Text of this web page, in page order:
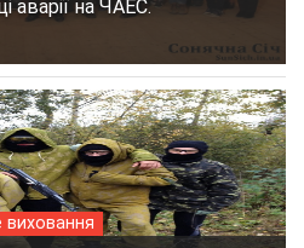
аварії на ЧАЕС.
виховання